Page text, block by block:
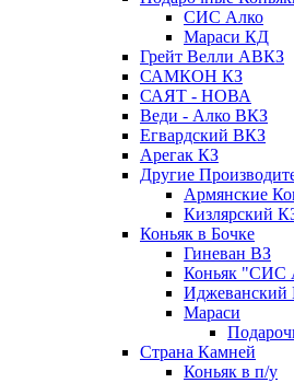
СИС Алко
Мараси КД
Грейт Велли АВКЗ
САМКОН КЗ
САЯТ - НОВА
Веди - Алко ВКЗ
Егвардский ВКЗ
Арегак КЗ
Другие
Армянские
Кизлярский
Коньяк в Бочке
Гиневан ВЗ
Коньяк
Мараси
Страна Камней
Коньяк в п/у